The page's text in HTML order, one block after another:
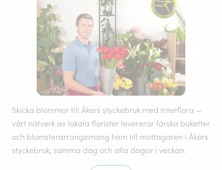
Skicka blommor till Åkers styckebruk med Interflora —
vårt nätverk av lokala florister levererar färska buketter
och blomsterarrangemang hem till mottagaren i Åkers
styckebruk, samma dag och alla dagar i veckan.